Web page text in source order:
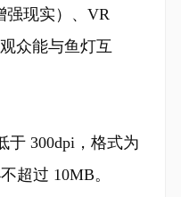
强现实）、VR
众能与鱼灯互
于 300dpi，格式为
超过 10MB。